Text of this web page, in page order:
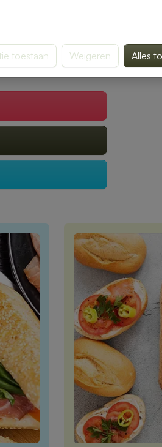
jij kunt genieten
online en laat je
toestaan Weigeren Alles